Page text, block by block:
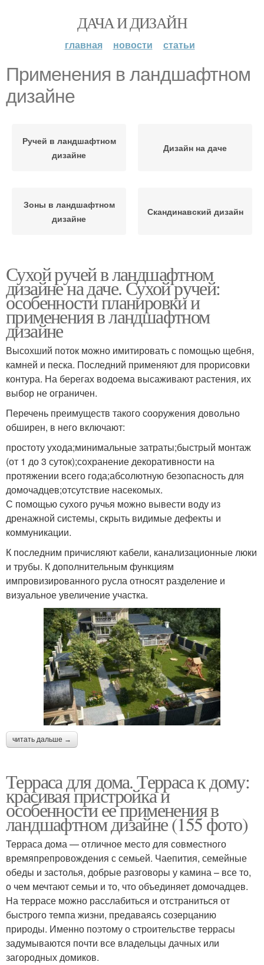
ДАЧА И ДИЗАЙН
главная новости статьи
Применения в ландшафтном
дизайне
Ручей в ландшафтном
дизайне
Дизайн на даче
Зоны в ландшафтном
дизайне
Скандинавский дизайн
Сухой ручей в ландшафтном
дизайне на даче. Сухой ручей:
особенности планировки и
применения в ландшафтном
дизайне
Высохший поток можно имитировать с помощью щебня,
камней и песка. Последний применяют для прорисовки
контура. На берегах водоема высаживают растения, их
выбор не ограничен.
Перечень преимуществ такого сооружения довольно
обширен, в него включают:
простоту ухода;минимальные затраты;быстрый монтаж
(от 1 до 3 суток);сохранение декоративности на
протяжении всего года;абсолютную безопасность для
домочадцев;отсутствие насекомых.
С помощью сухого ручья можно вывести воду из
дренажной системы, скрыть видимые дефекты и
коммуникации.
К последним причисляют кабели, канализационные люки
и трубы. К дополнительным функциям
импровизированного русла относят разделение и
визуальное увеличение участка.
читать дальше →
Терраса для дома. Терраса к дому:
красивая пристройка и
особенности ее применения в
ландшафтном дизайне (155 фото)
Терраса дома — отличное место для совместного
времяпрепровождения с семьей. Чаепития, семейные
обеды и застолья, добрые разговоры у камина – все то,
о чем мечтают семьи и то, что объединяет домочадцев.
На террасе можно расслабиться и отстраниться от
быстрого темпа жизни, предаваясь созерцанию
природы. Именно поэтому о строительстве террасы
задумываются почти все владельцы дачных или
загородных домиков.